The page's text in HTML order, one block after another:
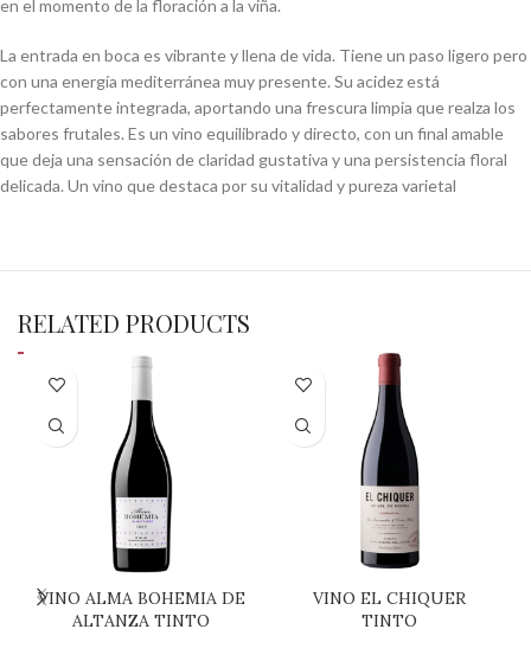
en el momento de la floración a la viña.
La entrada en boca es vibrante y llena de vida. Tiene un paso ligero pero
con una energía mediterránea muy presente. Su acidez está
perfectamente integrada, aportando una frescura limpia que realza los
sabores frutales. Es un vino equilibrado y directo, con un final amable
que deja una sensación de claridad gustativa y una persistencia floral
delicada. Un vino que destaca por su vitalidad y pureza varietal
RELATED PRODUCTS
VINO ALMA BOHEMIA DE
ALTANZA TINTO
VINO EL CHIQUER
TINTO